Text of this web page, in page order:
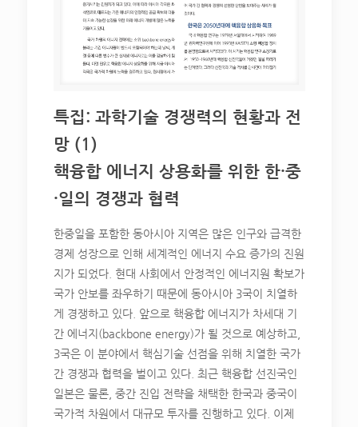
특집: 과학기술 경쟁력의 현황과 전
망 (1)
핵융합 에너지 상용화를 위한 한·중
·일의 경쟁과 협력
한중일을 포함한 동아시아 지역은 많은 인구와 급격한
경제 성장으로 인해 세계적인 에너지 수요 증가의 진원
지가 되었다. 현대 사회에서 안정적인 에너지원 확보가
국가 안보를 좌우하기 때문에 동아시아 3국이 치열하
게 경쟁하고 있다. 앞으로 핵융합 에너지가 차세대 기
간 에너지(backbone energy)가 될 것으로 예상하고,
3국은 이 분야에서 핵심기술 선점을 위해 치열한 국가
간 경쟁과 협력을 벌이고 있다. 최근 핵융합 선진국인
일본은 물론, 중간 진입 전략을 채택한 한국과 중국이
국가적 차원에서 대규모 투자를 진행하고 있다. 이제